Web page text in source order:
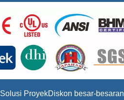
Solusi ProyekDiskon besar-besaran